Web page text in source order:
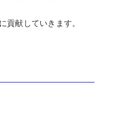
貢献していきます。